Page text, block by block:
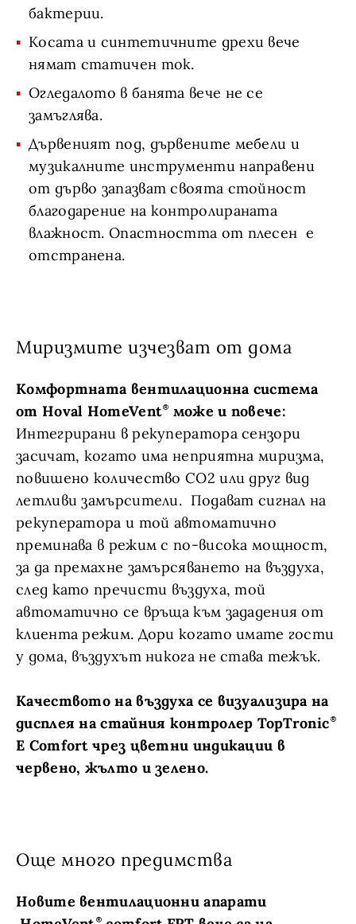
бактерии.
Косата и синтетичните дрехи вече
нямат статичен ток.
Огледалото в банята вече не се
замъглява.
Дървеният под, дървените мебели и
музикалните инструменти направени
от дърво запазват своята стойност
благодарение на контролираната
влажност. Опастността от плесен е
отстранена.
Миризмите изчезват от дома
Комфортната вентилационна система
от Hoval HomeVent
може и повече:
Интегрирани в рекуператора сензори
засичат, когато има неприятна миризма,
повишено количество СО2 или друг вид
летливи замърсители. Подават сигнал на
рекуператора и той автоматично
преминава в режим с по-висока мощност,
за да премахне замърсяването на въздуха,
след като пречисти въздуха, той
автоматично се връща към зададения от
клиента режим. Дори когато имате гости
у дома, въздухът никога не става тежък.
Качеството на въздуха се визуализира на
дисплея на стайния контролер TopTronic
E Comfort чрез цветни индикации в
червено, жълто и зелено.
Още много предимства
Новите вентилационни апарати